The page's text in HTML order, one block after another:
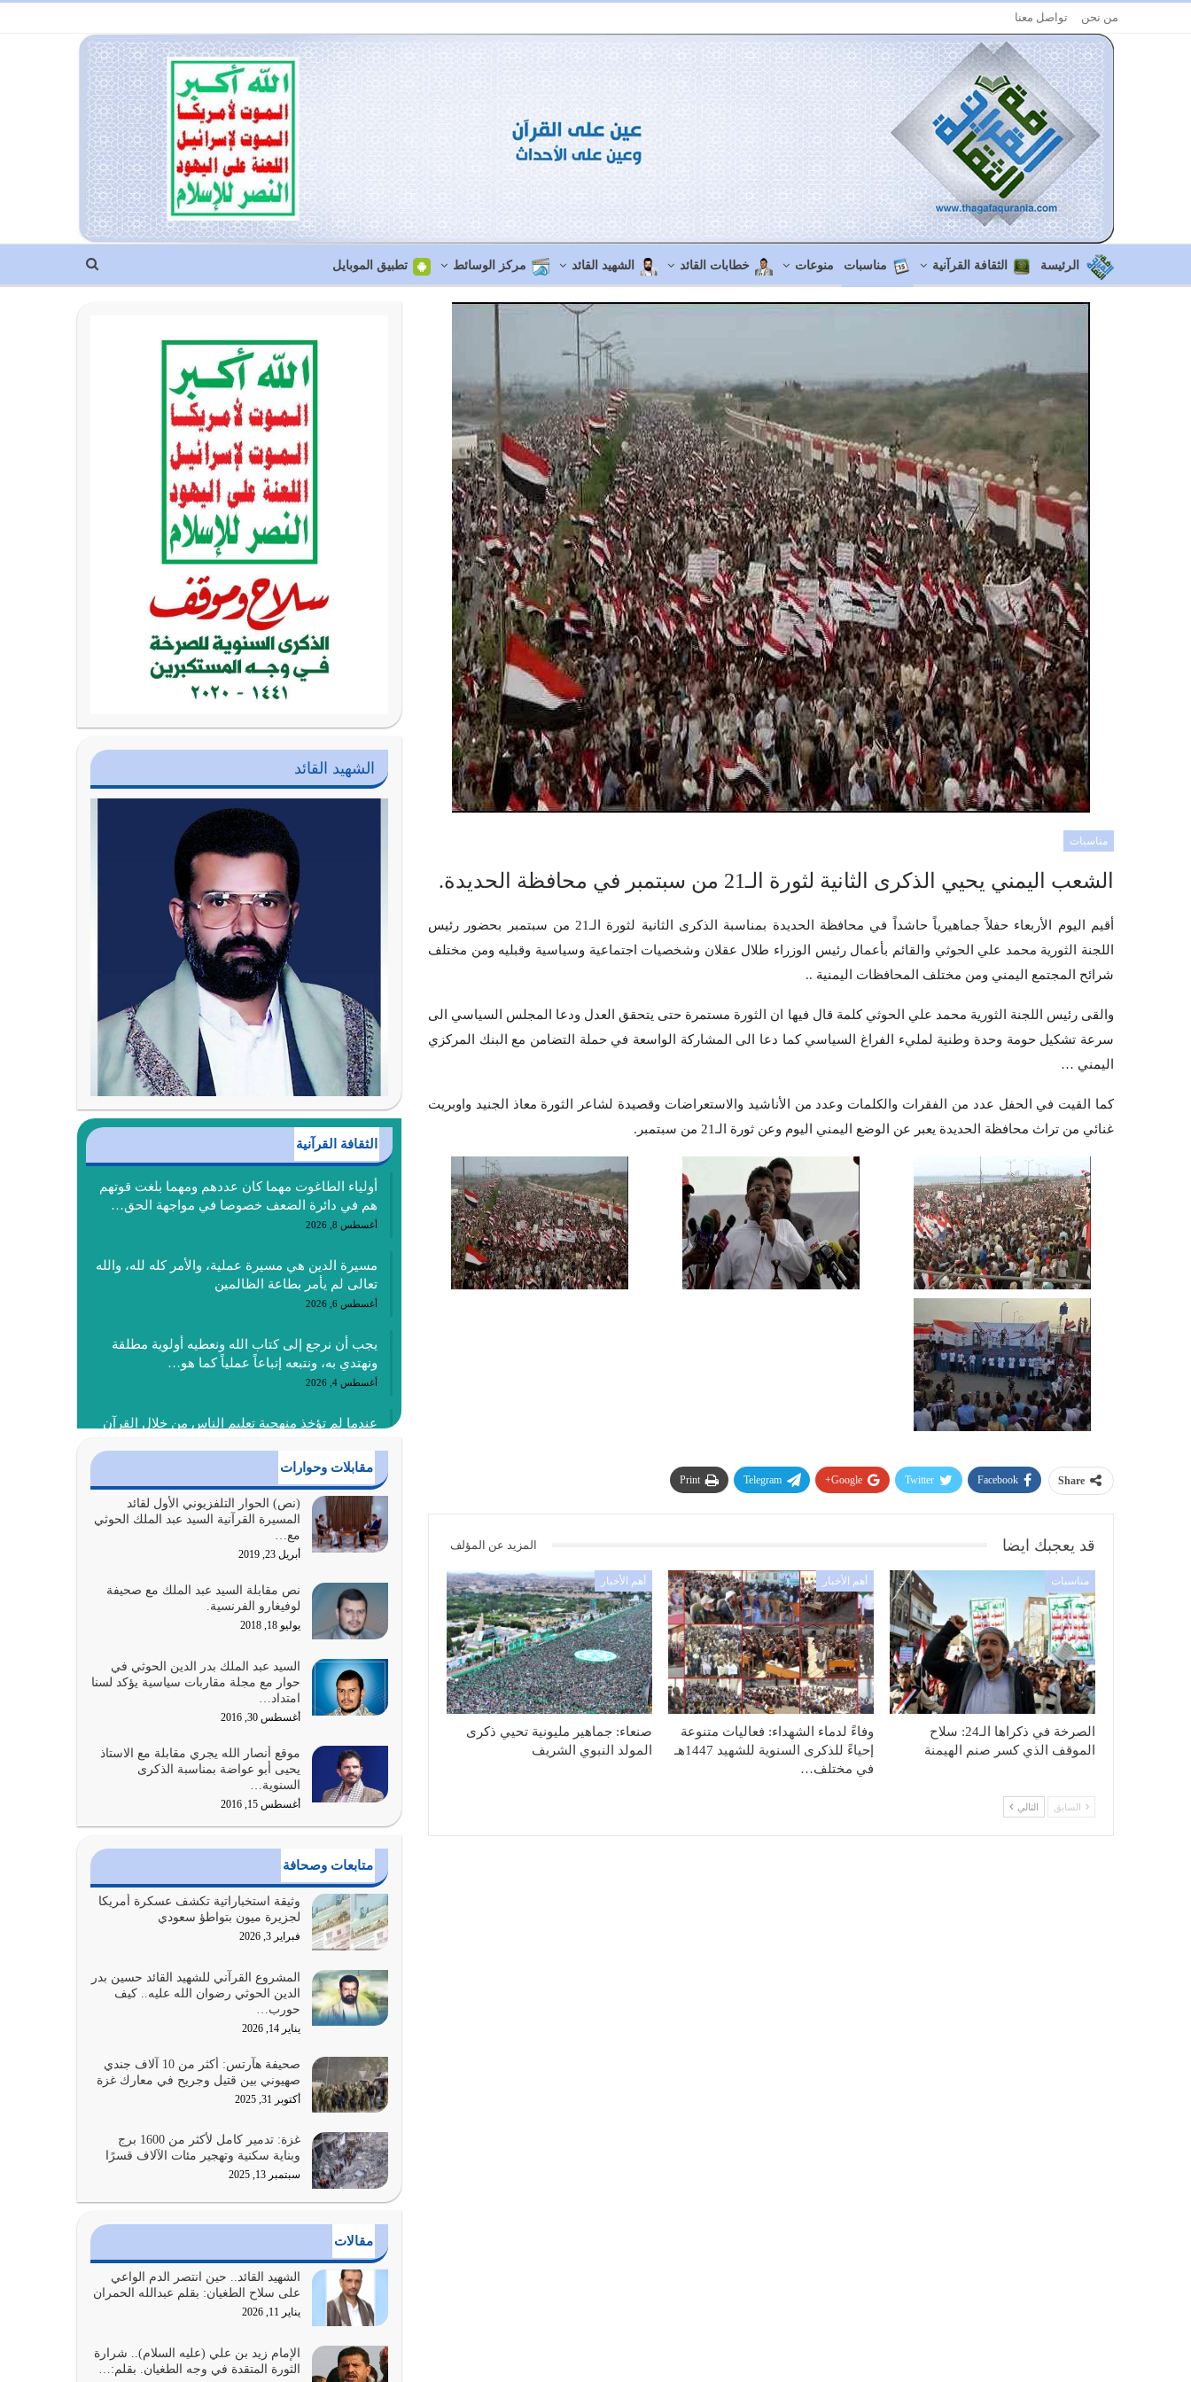
من نحن تواصل معنا
الرئيسة الثقافة القرآنية مناسبات منوعات خطابات القائد الشهيد القائد مركز الوسائط تطبيق الموبايل
مناسبات
الشعب اليمني يحيي الذكرى الثانية لثورة الـ21 من سبتمبر في محافظة الحديدة.
أقيم اليوم الأربعاء حفلاً جماهيرياً حاشداً في محافظة الحديدة بمناسبة الذكرى الثانية لثورة الـ21 من سبتمبر بحضور رئيس
اللجنة الثورية محمد علي الحوثي والقائم بأعمال رئيس الوزراء طلال عقلان وشخصيات اجتماعية وسياسية وقبليه ومن مختلف
شرائح المجتمع اليمني ومن مختلف المحافظات اليمنية ..
والقى رئيس اللجنة الثورية محمد علي الحوثي كلمة قال فيها ان الثورة مستمرة حتى يتحقق العدل ودعا المجلس السياسي الى
سرعة تشكيل حومة وحدة وطنية لمليء الفراغ السياسي كما دعا الى المشاركة الواسعة في حملة التضامن مع البنك المركزي
اليمني …
كما القيت في الحفل عدد من الفقرات والكلمات وعدد من الأناشيد والاستعراضات وقصيدة لشاعر الثورة معاذ الجنيد واوبريت
غنائي من تراث محافظة الحديدة يعبر عن الوضع اليمني اليوم وعن ثورة الـ21 من سبتمبر.
Share
Facebook
Twitter
Google+
Telegram
Print
قد يعجبك ايضا المزيد عن المؤلف
مناسبات
الصرخة في ذكراها الـ24: سلاح
الموقف الذي كسر صنم الهيمنة
أهم الأخبار
وفاءً لدماء الشهداء: فعاليات متنوعة
إحياءً للذكرى السنوية للشهيد 1447هـ
في مختلف…
أهم الأخبار
صنعاء: جماهير مليونية تحيي ذكرى
المولد النبوي الشريف
السابق التالي
الشهيد القائد
الثقافة القرآنية
أولياء الطاغوت مهما كان عددهم ومهما بلغت قوتهم
هم في دائرة الضعف خصوصا في مواجهة الحق…
أغسطس 8, 2026
مسيرة الدين هي مسيرة عملية، والأمر كله لله، والله
تعالى لم يأمر بطاعة الظالمين
أغسطس 6, 2026
يجب أن نرجع إلى كتاب الله ونعطيه أولوية مطلقة
ونهتدي به، ونتبعه إتباعاً عملياً كما هو…
أغسطس 4, 2026
عندما لم تؤخذ منهجية تعليم الناس من خلال القرآن
أغسطس 3, 2026
الغاية من الصلاة هو ذكر الله (أقم الصلاة لذكري)
إضافة إلى {وَأَعِدُّوا لَهُمْ مَا…
أغسطس 2, 2026
السبب الرئيسي لشقاء الأمة الابتعاد عن كتاب الله
والتعدي لحدود الله بالإضافات للدين
أغسطس 1, 2026
أبرز أسباب الشقاء هو الإعراض عن ذكر الله وعن هدى
الله المتمثل في القرآن الكريم
يوليو 31, 2026
كلما كانوا أكثر ضعفاً
يوليو 30, 2026
القرآن الكريم هو أهم مصدر لمعرفة رسول الله معرفة
سيرته معرفة شخصيته معرفة عظمته
يوليو 28, 2026
هل نحن من الصالحين؟ قيِّم نفسك هنا اترك القرآن
على أصله وأعرض نفسك، وأعرض ما لديك على…
يوليو 27, 2026
عندما يكون عدوك هو عدو الله معناه أن تكون نقاط
الضعف فيه كثيرة وسينصرك الله عليه إذا…
يوليو 26, 2026
أراد الله لهذه الأمة ان تكون خير امة أخرجت للناس
بالنهوض بالأمر بالمعروف والنهي عن…
يوليو 25, 2026
أي أمة تتفرق في الدين وتتفرق في كيانها معناه أنها
أصبحت أمة عاجزة عن النهوض…
يوليو 23, 2026
يجب أن نعود جميعاً الى القرآن وعندنا أخطاء جميعاً
مقابلات وحوارات
(نص) الحوار التلفزيوني الأول لقائد
المسيرة القرآنية السيد عبد الملك الحوثي
مع…
أبريل 23, 2019
نص مقابلة السيد عبد الملك مع صحيفة
لوفيغارو الفرنسية.
يوليو 18, 2018
السيد عبد الملك بدر الدين الحوثي في
حوار مع مجلة مقاربات سياسية يؤكد لسنا
امتداد…
أغسطس 30, 2016
موقع أنصار الله يجري مقابلة مع الاستاذ
يحيى أبو عواضة بمناسبة الذكرى
السنوية…
أغسطس 15, 2016
متابعات وصحافة
وثيقة استخباراتية تكشف عسكرة أمريكا
لجزيرة ميون بتواطؤ سعودي
فبراير 3, 2026
المشروع القرآني للشهيد القائد حسين بدر
الدين الحوثي رضوان الله عليه.. كيف
حورب…
يناير 14, 2026
صحيفة هآرتس: أكثر من 10 آلاف جندي
صهيوني بين قتيل وجريح في معارك غزة
أكتوبر 31, 2025
غزة: تدمير كامل لأكثر من 1600 برج
وبناية سكنية وتهجير مئات الآلاف قسرًا
سبتمبر 13, 2025
مقالات
الشهيد القائد.. حين انتصر الدم الواعي
على سلاح الطغيان: بقلم عبدالله الحمران
يناير 11, 2026
الإمام زيد بن علي (عليه السلام).. شرارة
الثورة المتقدة في وجه الطغيان. بقلم:…